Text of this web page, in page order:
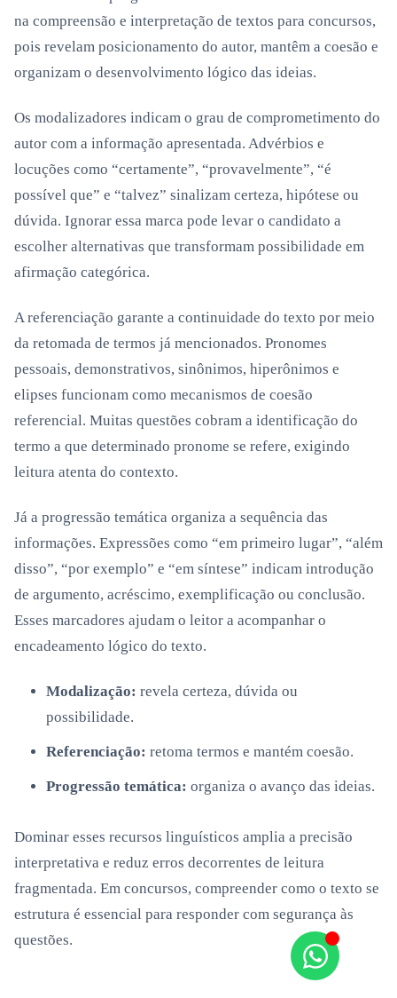
na compreensão e interpretação de textos para concursos,
pois revelam posicionamento do autor, mantêm a coesão e
organizam o desenvolvimento lógico das ideias.
Os modalizadores indicam o grau de comprometimento do
autor com a informação apresentada. Advérbios e
locuções como “certamente”, “provavelmente”, “é
possível que” e “talvez” sinalizam certeza, hipótese ou
dúvida. Ignorar essa marca pode levar o candidato a
escolher alternativas que transformam possibilidade em
afirmação categórica.
A referenciação garante a continuidade do texto por meio
da retomada de termos já mencionados. Pronomes
pessoais, demonstrativos, sinônimos, hiperônimos e
elipses funcionam como mecanismos de coesão
referencial. Muitas questões cobram a identificação do
termo a que determinado pronome se refere, exigindo
leitura atenta do contexto.
Já a progressão temática organiza a sequência das
informações. Expressões como “em primeiro lugar”, “além
disso”, “por exemplo” e “em síntese” indicam introdução
de argumento, acréscimo, exemplificação ou conclusão.
Esses marcadores ajudam o leitor a acompanhar o
encadeamento lógico do texto.
Modalização: revela certeza, dúvida ou
possibilidade.
Referenciação: retoma termos e mantém coesão.
Progressão temática: organiza o avanço das ideias.
Dominar esses recursos linguísticos amplia a precisão
interpretativa e reduz erros decorrentes de leitura
fragmentada. Em concursos, compreender como o texto se
estrutura é essencial para responder com segurança às
questões.